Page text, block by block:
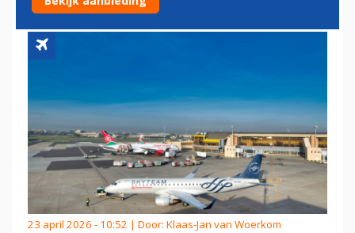
23 april 2026 - 10:52 | Door: Klaas-Jan van Woerkom